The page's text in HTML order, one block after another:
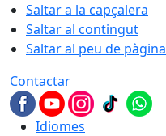
Saltar a la capçalera
Saltar al contingut
Saltar al peu de pàgina
Contactar
Idiomes